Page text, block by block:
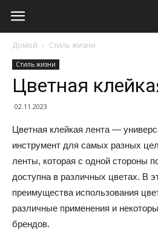
Домой Стиль жизни
Стиль жизни
Цветная
02.11.2023
Цветная клейкая лента —
инструмент для самых разных
ленты, которая с одной стороны
доступна в различных цветах. В
преимущества использования
различные применения и
брендов.